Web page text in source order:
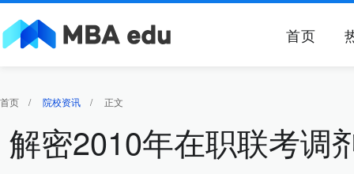
首页
首页 / 院校资讯 / 正文
解密2010年在职联考调